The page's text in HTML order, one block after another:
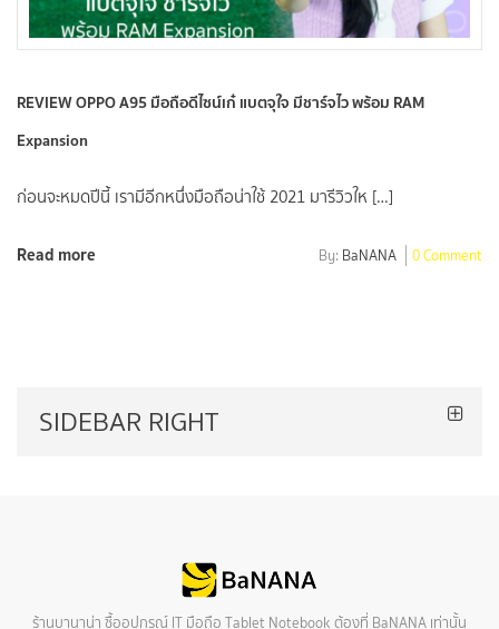
REVIEW OPPO A95 มือถือดีไซน์เก๋ แบตจุใจ มีชาร์จไว พร้อม RAM
Expansion
ก่อนจะหมดปีนี้ เรามีอีกหนึ่งมือถือน่าใช้ 2021 มารีวิวให […]
Read more By: BaNANA 0 Comment
SIDEBAR RIGHT
ร้านบานาน่า ซื้ออุปกรณ์ IT มือถือ Tablet Notebook ต้องที่ BaNANA เท่านั้น